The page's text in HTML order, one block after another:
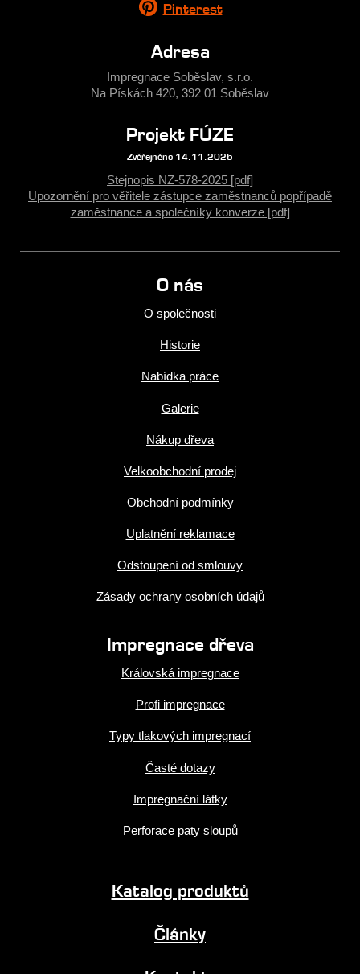
Pinterest
Adresa
Impregnace Soběslav, s.r.o.
Na Pískách 420, 392 01 Soběslav
Projekt FÚZE
Zvěřejněno 14.11.2025
Stejnopis NZ-578-2025 [pdf]
Upozornění pro věřitele zástupce zaměstnanců popřípadě
zaměstnance a společníky konverze [pdf]
O nás
O společnosti
Historie
Nabídka práce
Galerie
Nákup dřeva
Velkoobchodní prodej
Obchodní podmínky
Uplatnění reklamace
Odstoupení od smlouvy
Zásady ochrany osobních údajů
Impregnace dřeva
Královská impregnace
Profi impregnace
Typy tlakových impregnací
Časté dotazy
Impregnační látky
Perforace paty sloupů
Katalog produktů
Články